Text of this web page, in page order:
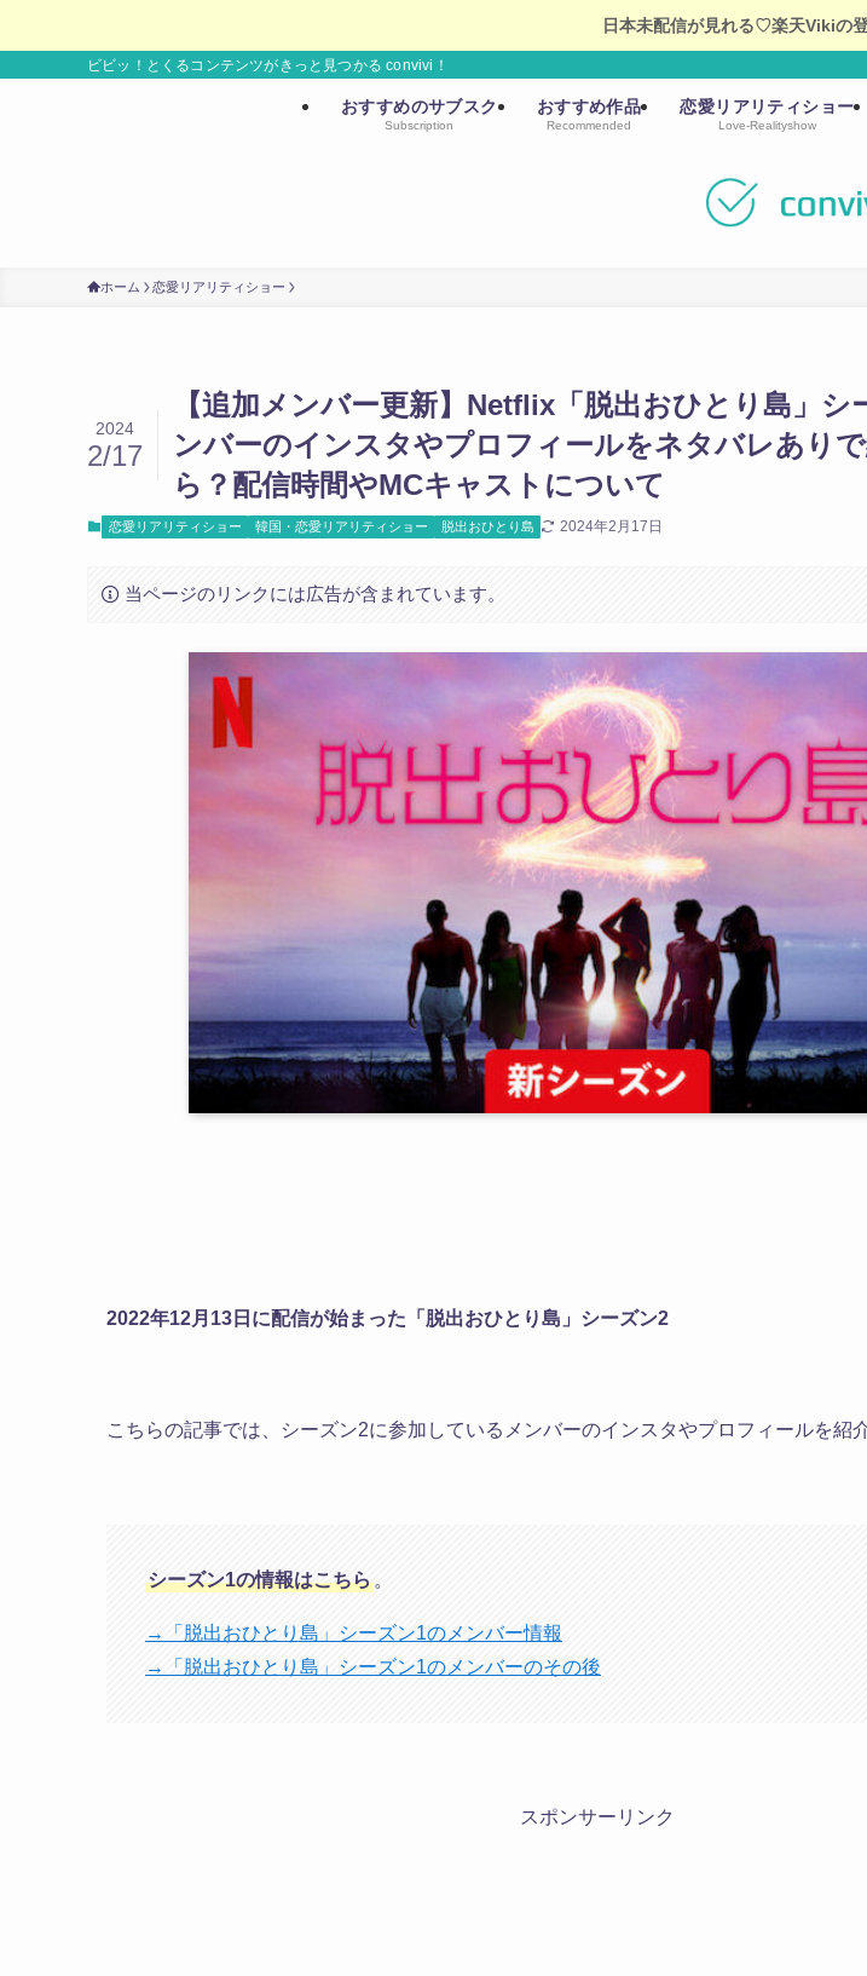
日本未配信が見れる♡楽天Vikiの
ビビッ！とくるコンテンツがきっと見つかる convivi！
おすすめのサブスク
Subscription
おすすめ作品
Recommended
恋愛リアリティショー
Love-Realityshow
ホーム 恋愛リアリティショー
【追加メンバー更新】Netflix「脱出おひとり島」シ
ンバーのインスタやプロフィールをネタバレあり
ら？配信時間やMCキャストについて
2024
2/17
恋愛リアリティショー 韓国・恋愛リアリティショー 脱出おひとり島 2024年2月17日
当ページのリンクには広告が含まれています。
2022年12月13日に配信が始まった「脱出おひとり島」シーズン2
こちらの記事では、シーズン2に参加しているメンバーのインスタやプロフィールを紹
シーズン1の情報はこちら 。
→「脱出おひとり島」シーズン1のメンバー情報
→「脱出おひとり島」シーズン1のメンバーのその後
スポンサーリンク